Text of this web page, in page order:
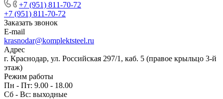
+7 (951) 811-70-72
+7 (951) 811-70-72
Заказать звонок
E-mail
krasnodar@komplektsteel.ru
Адрес
г. Краснодар, ул. Российская 297/1, каб. 5 (правое крыльцо 3-й
этаж)
Режим работы
Пн - Пт: 9.00 - 18.00
Сб - Вс: выходные